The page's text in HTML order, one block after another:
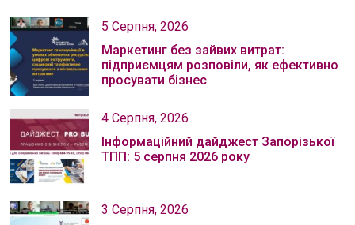
5 Серпня, 2026
Маркетинг без зайвих витрат:
підприємцям розповіли, як ефективно
просувати бізнес
4 Серпня, 2026
Інформаційний дайджест Запорізької
ТПП: 5 серпня 2026 року
3 Серпня, 2026